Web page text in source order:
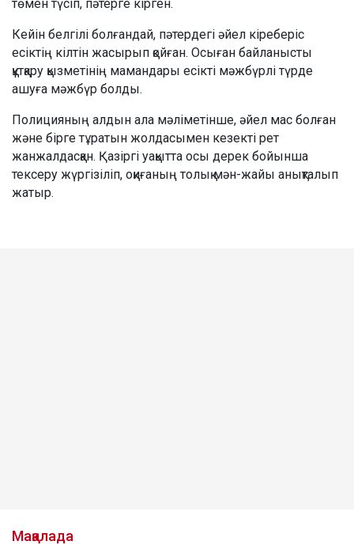
төмен түсіп, пәтерге кірген.
Кейін белгілі болғандай, пәтердегі әйел кіреберіс
есіктің кілтін жасырып қойған. Осыған байланысты
құтқару қызметінің мамандары есікті мәжбүрлі түрде
ашуға мәжбүр болды.
Полицияның алдын ала мәліметінше, әйел мас болған
және бірге тұратын жолдасымен кезекті рет
жанжалдасқан. Қазіргі уақытта осы дерек бойынша
тексеру жүргізіліп, оқиғаның толық мән-жайы анықталып
жатыр.
Мақалада